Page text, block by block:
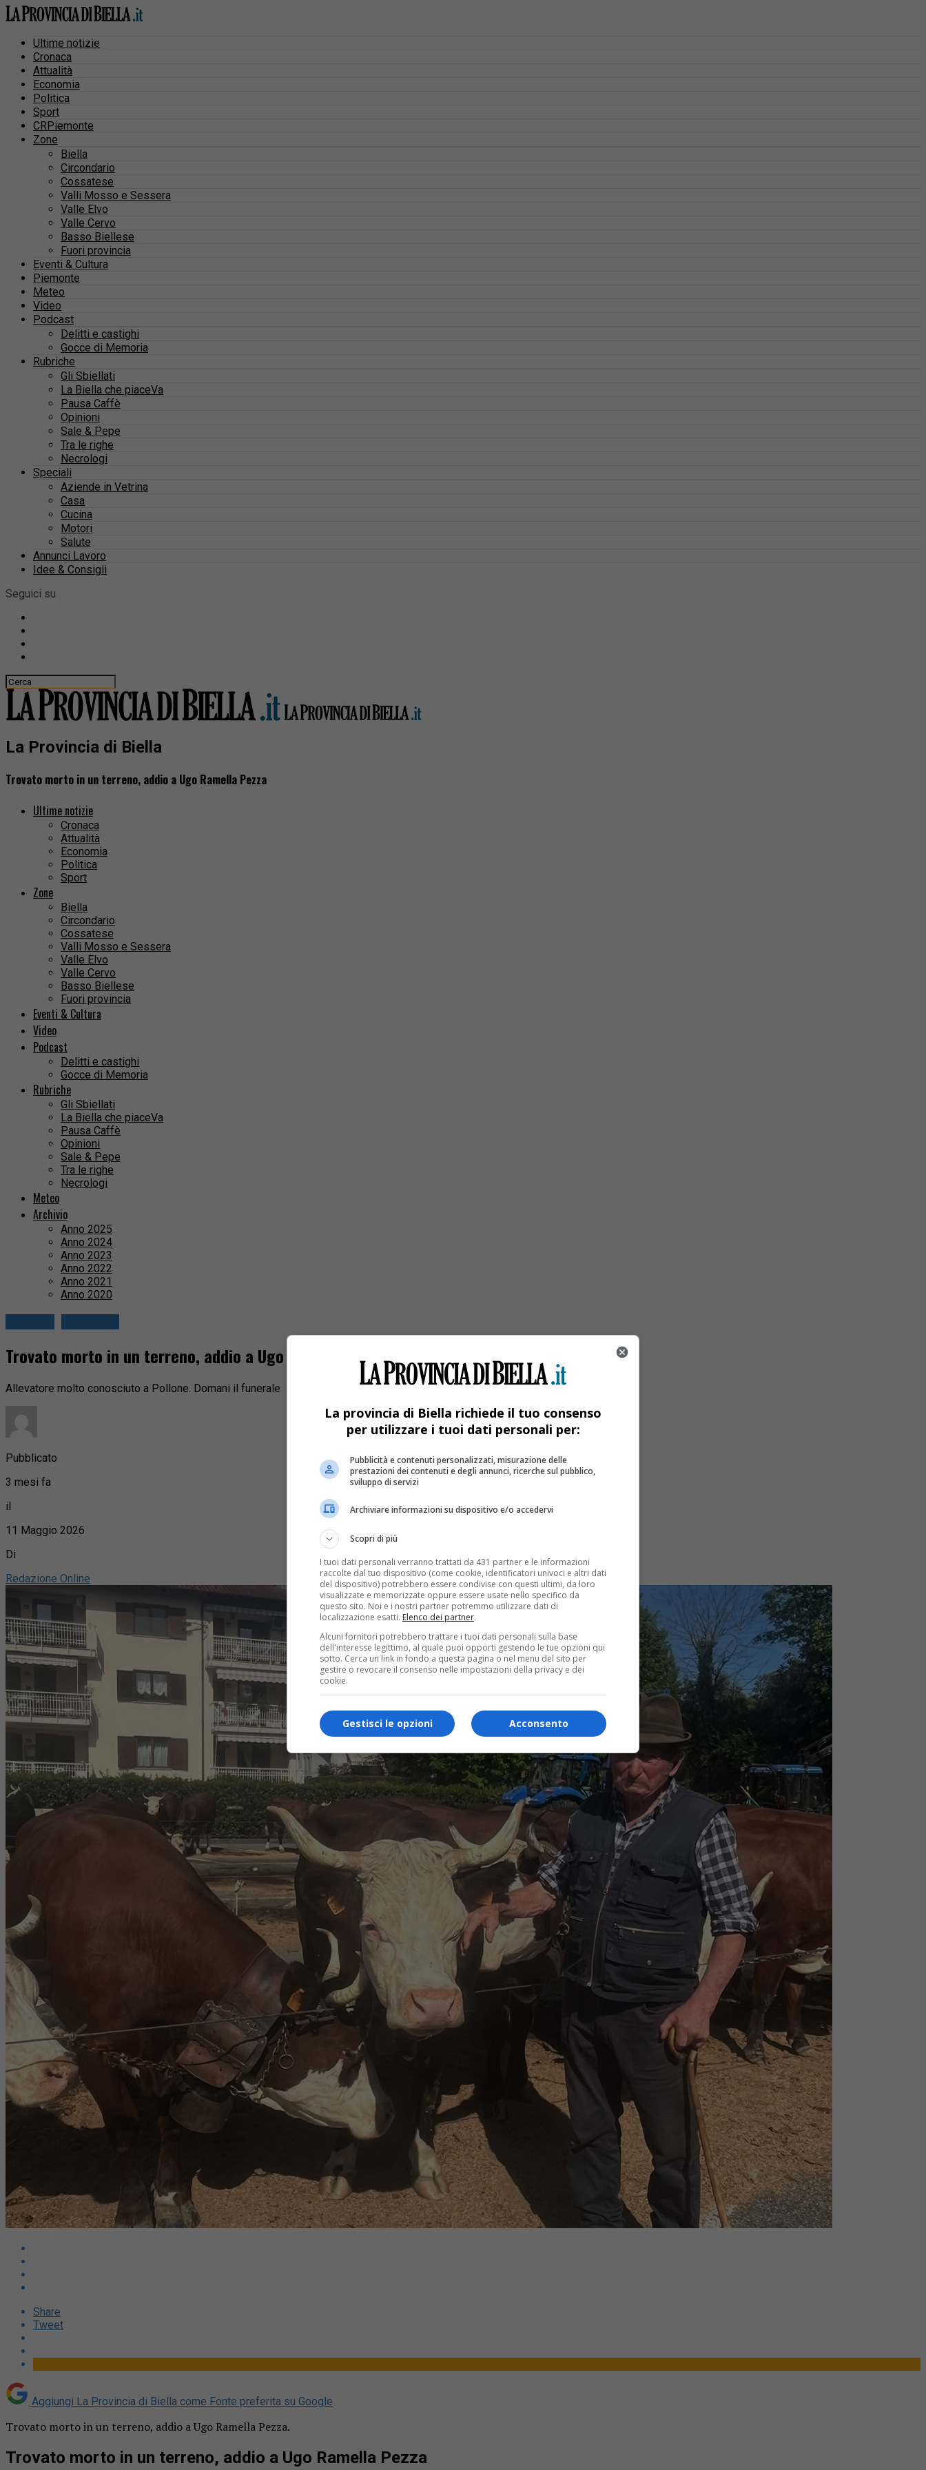
Ultime notizie
Cronaca
Attualità
Economia
Politica
Sport
CRPiemonte
Zone
Biella
Circondario
Cossatese
Valli Mosso e Sessera
Valle Elvo
Valle Cervo
Basso Biellese
Fuori provincia
Eventi & Cultura
Piemonte
Meteo
Video
Podcast
Delitti e castighi
Gocce di Memoria
Rubriche
Gli Sbiellati
La Biella che piaceVa
Pausa Caffè
Opinioni
Sale & Pepe
Tra le righe
Necrologi
Speciali
Aziende in Vetrina
Casa
Cucina
Motori
Salute
Annunci Lavoro
Idee & Consigli
Seguici su
La Provincia di Biella
Trovato morto in un terreno, addio a Ugo Ramella Pezza
Ultime notizie
Cronaca
Attualità
Economia
Politica
Sport
Zone
Biella
Circondario
Cossatese
Valli Mosso e Sessera
Valle Elvo
Valle Cervo
Basso Biellese
Fuori provincia
Eventi & Cultura
Video
Podcast
Delitti e castighi
Gocce di Memoria
Rubriche
Gli Sbiellati
La Biella che piaceVa
Pausa Caffè
Opinioni
Sale & Pepe
Tra le righe
Necrologi
Meteo
Archivio
Anno 2025
Anno 2024
Anno 2023
Anno 2022
Anno 2021
Anno 2020
Trovato morto in un terreno, addio a Ugo Ramella Pezza
Allevatore molto conosciuto a Pollone. Domani il funerale
Pubblicato
3 mesi fa
il
11 Maggio 2026
Di
Redazione Online
Share
Tweet
Aggiungi La Provincia di Biella come Fonte preferita su Google
Trovato morto in un terreno, addio a Ugo Ramella Pezza.
Trovato morto in un terreno, addio a Ugo Ramella Pezza
La provincia di Biella richiede il tuo consenso
per utilizzare i tuoi dati personali per:
Pubblicità e contenuti personalizzati, misurazione delle
prestazioni dei contenuti e degli annunci, ricerche sul pubblico,
sviluppo di servizi
Archiviare informazioni su dispositivo e/o accedervi
Scopri di più
I tuoi dati personali verranno trattati da 431 partner e le informazioni
raccolte dal tuo dispositivo (come cookie, identificatori univoci e altri dati
del dispositivo) potrebbero essere condivise con questi ultimi, da loro
visualizzate e memorizzate oppure essere usate nello specifico da
questo sito. Noi e i nostri partner potremmo utilizzare dati di
localizzazione esatti. Elenco dei partner.
Alcuni fornitori potrebbero trattare i tuoi dati personali sulla base
dell'interesse legittimo, al quale puoi opporti gestendo le tue opzioni qui
sotto. Cerca un link in fondo a questa pagina o nel menu del sito per
gestire o revocare il consenso nelle impostazioni della privacy e dei
cookie.
Acconsento
Gestisci le opzioni